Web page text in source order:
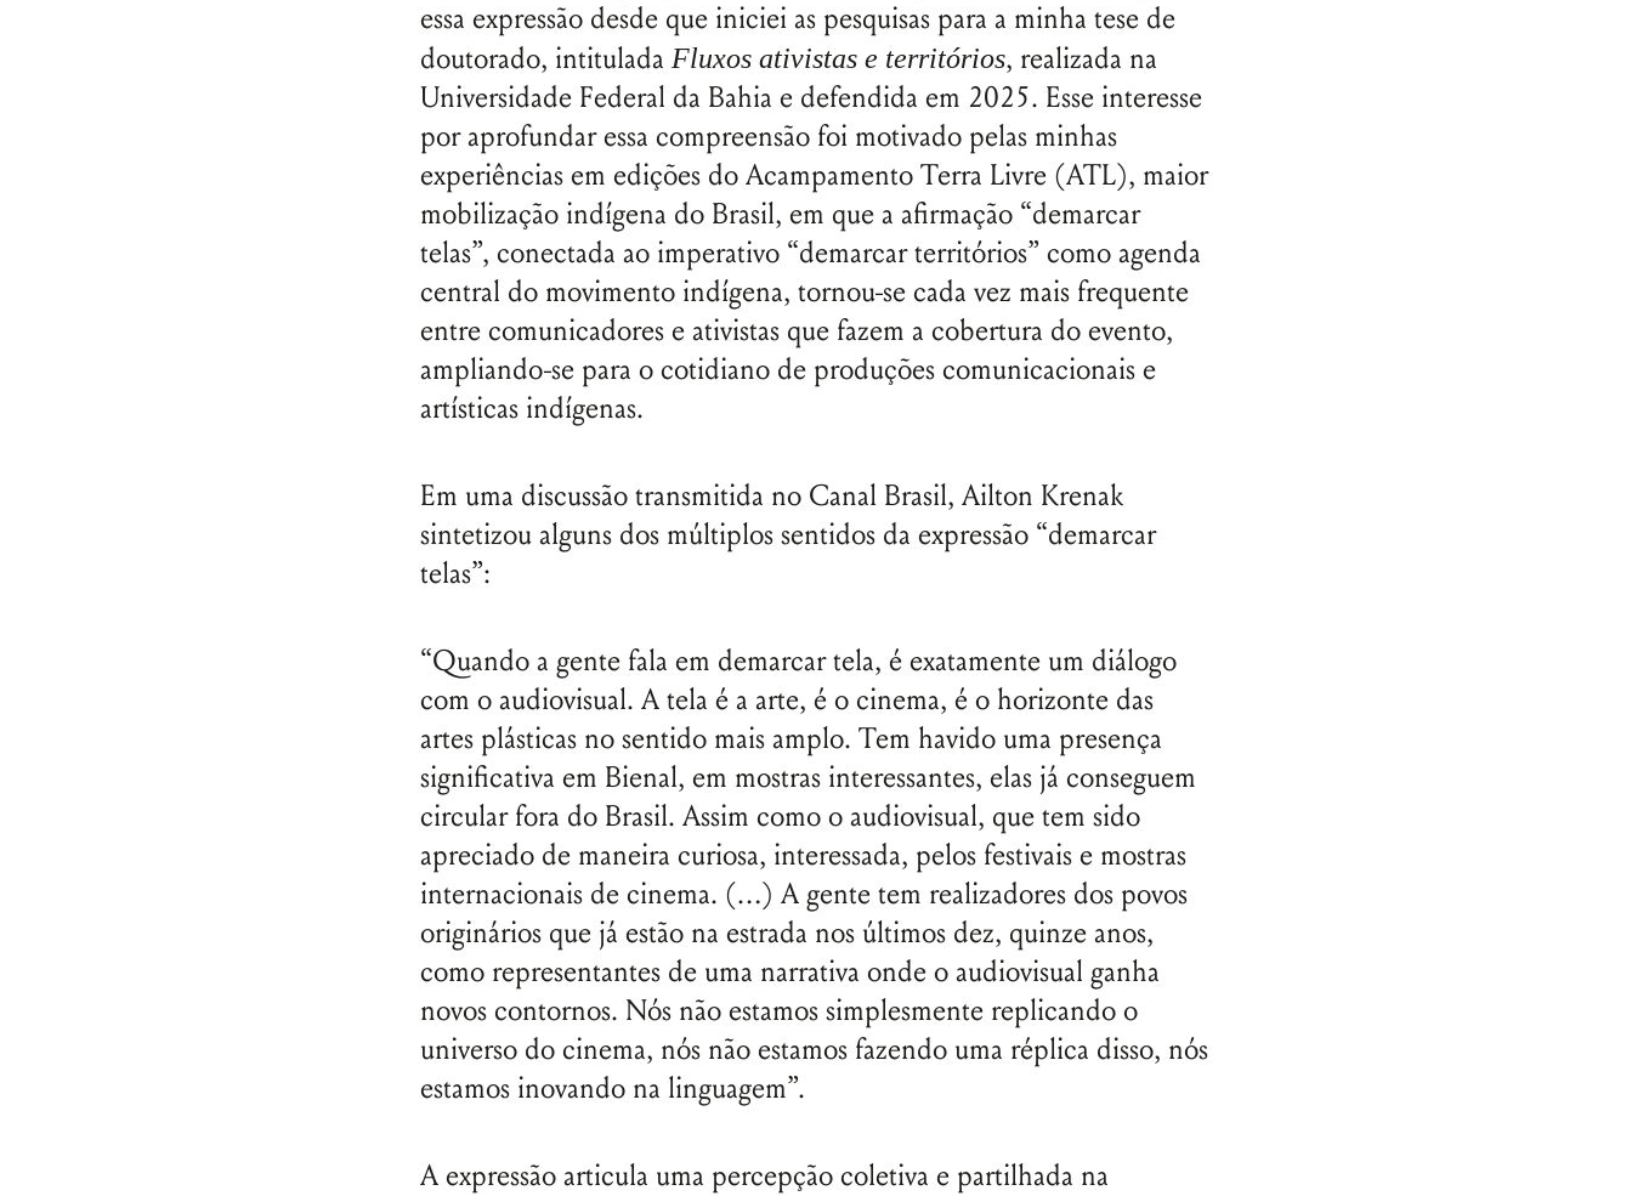
essa expressão desde que iniciei as pesquisas para a minha tese de
doutorado, intitulada Fluxos ativistas e territórios, realizada na
Universidade Federal da Bahia e defendida em 2025. Esse interesse
por aprofundar essa compreensão foi motivado pelas minhas
experiências em edições do Acampamento Terra Livre (ATL), maior
mobilização indígena do Brasil, em que a afirmação “demarcar
telas”, conectada ao imperativo “demarcar territórios” como agenda
central do movimento indígena, tornou-se cada vez mais frequente
entre comunicadores e ativistas que fazem a cobertura do evento,
ampliando-se para o cotidiano de produções comunicacionais e
artísticas indígenas.
Em uma discussão transmitida no Canal Brasil, Ailton Krenak
sintetizou alguns dos múltiplos sentidos da expressão “demarcar
telas”:
“Quando a gente fala em demarcar tela, é exatamente um diálogo
com o audiovisual. A tela é a arte, é o cinema, é o horizonte das
artes plásticas no sentido mais amplo. Tem havido uma presença
significativa em Bienal, em mostras interessantes, elas já conseguem
circular fora do Brasil. Assim como o audiovisual, que tem sido
apreciado de maneira curiosa, interessada, pelos festivais e mostras
internacionais de cinema. (…) A gente tem realizadores dos povos
originários que já estão na estrada nos últimos dez, quinze anos,
como representantes de uma narrativa onde o audiovisual ganha
novos contornos. Nós não estamos simplesmente replicando o
universo do cinema, nós não estamos fazendo uma réplica disso, nós
estamos inovando na linguagem”.
A expressão articula uma percepção coletiva e partilhada na
Nome de usuário ou endereço de e-
mail
Lembrar-me